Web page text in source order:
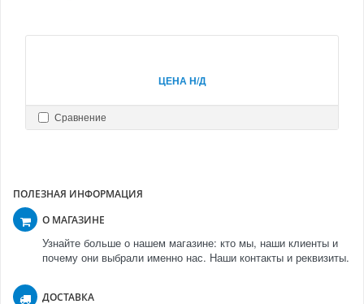
ЦЕНА Н/Д
Сравнение
ПОЛЕЗНАЯ ИНФОРМАЦИЯ
О МАГАЗИНЕ
Узнайте больше о нашем магазине: кто мы, наши клиенты и
почему они выбрали именно нас. Наши контакты и реквизиты.
ДОСТАВКА